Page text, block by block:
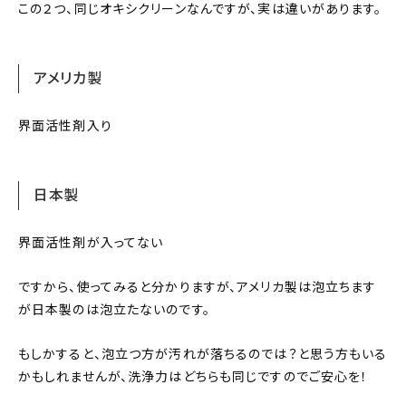
この２つ、同じオキシクリーンなんですが、実は違いがあります。
アメリカ製
界面活性剤入り
日本製
界面活性剤が入ってない
ですから、使ってみると分かりますが、アメリカ製は泡立ちます
が日本製のは泡立たないのです。
もしかすると、泡立つ方が汚れが落ちるのでは？と思う方もいる
かもしれませんが、洗浄力はどちらも同じですのでご安心を！